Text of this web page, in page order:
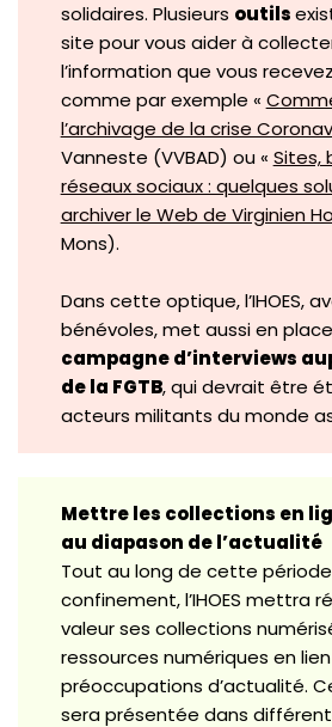
solidaires. Plusieurs outils
site pour vous aider à
l’information que vous
comme par exemple «
l’archivage de la crise
Vanneste (VVBAD) ou « Sites,
réseaux sociaux : quelques
archiver le Web de Virginien
Mons).
Dans cette optique, l’IHOES,
bénévoles, met aussi en
campagne d’interviews
de la FGTB, qui devrait être
acteurs militants du monde
Mettre les collections en
au diapason de l’actualité
Tout au long de cette
confinement, l’IHOES mettra
valeur ses collections
ressources numériques en
préoccupations d’actualité.
sera présentée dans